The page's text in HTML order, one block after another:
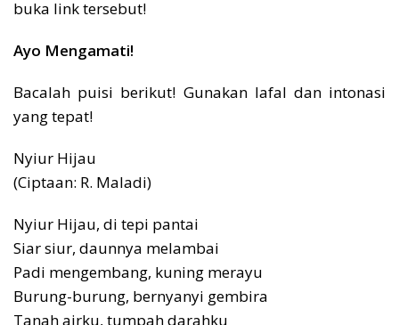
buka link tersebut!
Ayo Mengamati!
Bacalah puisi berikut! Gunakan lafal dan intonasi
yang tepat!
Nyiur Hijau
(Ciptaan: R. Maladi)
Nyiur Hijau, di tepi pantai
Siar siur, daunnya melambai
Padi mengembang, kuning merayu
Burung-burung, bernyanyi gembira
Tanah airku, tumpah darahku